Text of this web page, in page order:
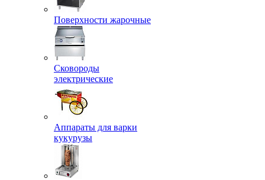
Поверхности жарочные
Сковороды
электрические
Аппараты для варки
кукурузы